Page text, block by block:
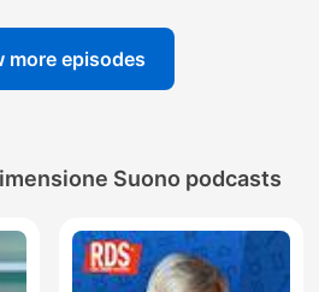
more episodes
Suono podcasts